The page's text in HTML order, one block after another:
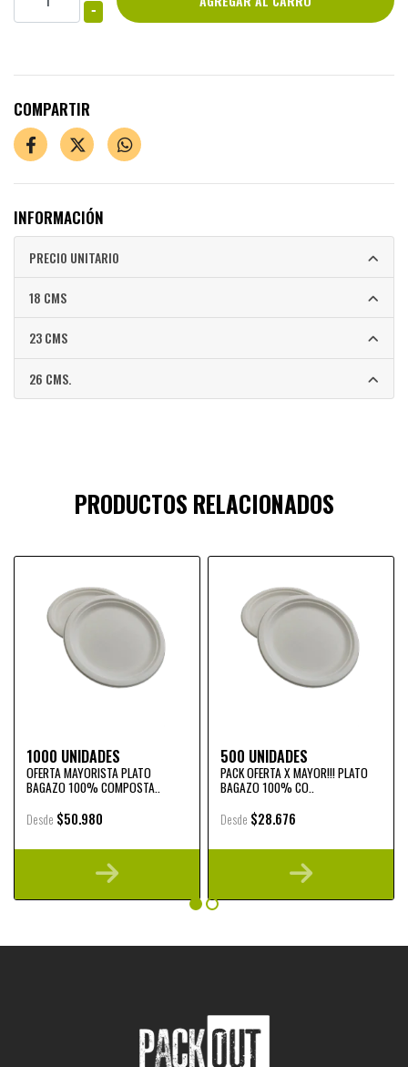
-
COMPARTIR
INFORMACIÓN
PRECIO UNITARIO
18 CMS
23 CMS
26 CMS.
PRODUCTOS RELACIONADOS
1000 UNIDADES
OFERTA MAYORISTA PLATO
BAGAZO 100% COMPOSTA..
Desde $50.980
500 UNIDADES
PACK OFERTA X MAYOR!!! PLATO
BAGAZO 100% CO..
Desde $28.676